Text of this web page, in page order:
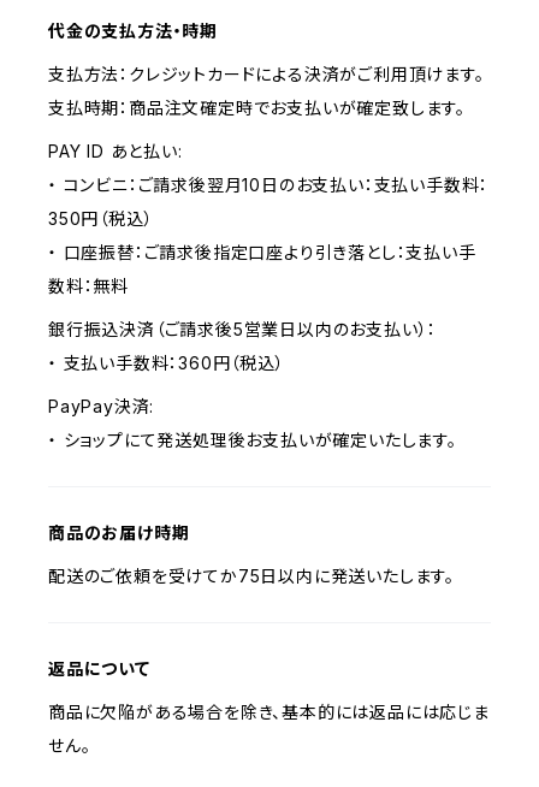
代金の支払方法・時期
支払方法：クレジットカードによる決済がご利用頂けます。
支払時期：商品注文確定時でお支払いが確定致します。
PAY ID あと払い:
・ コンビニ：ご請求後翌月10日のお支払い：支払い手数料：
350円（税込）
・ 口座振替：ご請求後指定口座より引き落とし：支払い手
数料：無料
銀行振込決済（ご請求後5営業日以内のお支払い）：
・ 支払い手数料：360円（税込）
PayPay決済:
・ ショップにて発送処理後お支払いが確定いたします。
商品のお届け時期
配送のご依頼を受けてか75日以内に発送いたします。
返品について
商品に欠陥がある場合を除き、基本的には返品には応じま
せん。